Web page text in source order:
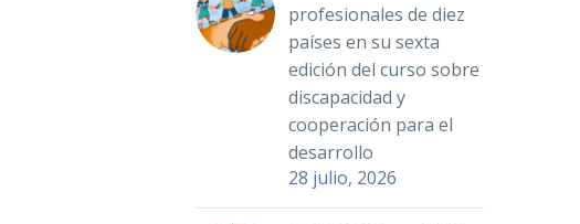
profesionales de diez
países en su sexta
edición del curso sobre
discapacidad y
cooperación para el
desarrollo
28 julio, 2026